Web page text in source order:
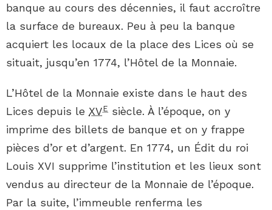
banque au cours des décennies, il faut accroître
la surface de bureaux. Peu à peu la banque
acquiert les locaux de la place des Lices où se
situait, jusqu’en 1774, l’Hôtel de la Monnaie.
L’Hôtel de la Monnaie existe dans le haut des
Lices depuis le XV E siècle. À l’époque, on y
imprime des billets de banque et on y frappe
pièces d’or et d’argent. En 1774, un Édit du roi
Louis XVI supprime l’institution et les lieux sont
vendus au directeur de la Monnaie de l’époque.
Par la suite, l’immeuble renferma les